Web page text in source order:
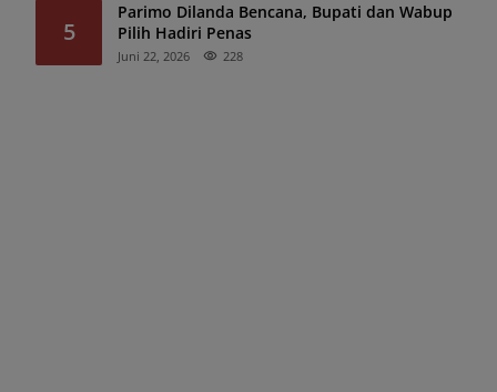
5
Parimo Dilanda Bencana, Bupati dan Wabup
Pilih Hadiri Penas
Juni 22, 2026 228